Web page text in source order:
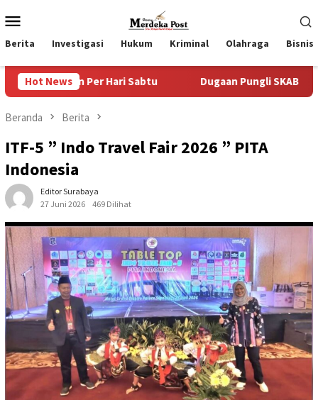
ke
kontenMobile
Berita Investigasi Hukum Kriminal Olahraga Bisnis
Hot NewsDugaan Pungli SKAB di BPRD Lumajang Oknum
Beranda Berita
ITF-5 ” Indo Travel Fair 2026 ” PITA
Indonesia
Editor Surabaya
27 Juni 2026
469 Dilihat